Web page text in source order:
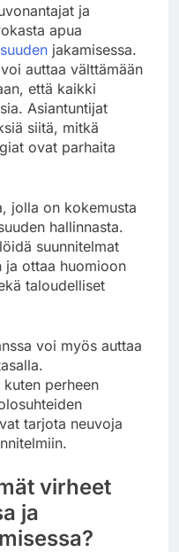
ja
apua
jakamisessa.
auttaa välttämään
että kaikki
Asiantuntijat
siitä, mitkä
ovat parhaita
jolla on kokemusta
hallinnasta.
suunnitelmat
ja ottaa huomioon
taloudelliset
voi myös auttaa
kuten perheen
tarjota neuvoja
virheet
ja